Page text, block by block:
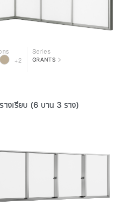
+2
Series
GRANTS >
างเรียบ (6 บาน 3 ราง)